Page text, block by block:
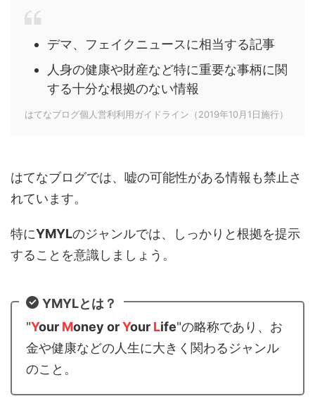
デマ、フェイクニュースに相当する記事
人身の健康や財産など特に重要な事柄に関
する十分な根拠のない情報
はてなブログ個人営利利用ガイドライン（2019年10月1日施行）
はてなブログでは、嘘の可能性がある情報も禁止さ
れています。
特にYMYLのジャンルでは、しっかりと根拠を提示
することを意識しましょう。
YMYLとは？
"Your Money orYour Life"の略称であり、お
金や健康などの人生に大きく関わるジャンル
のこと。